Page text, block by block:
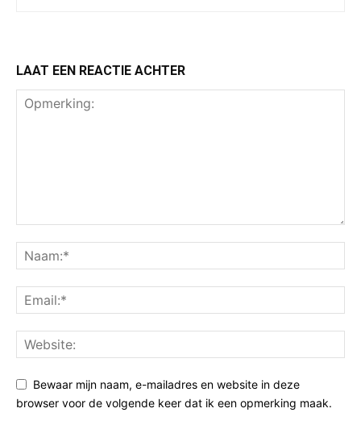
LAAT EEN REACTIE ACHTER
Bewaar mijn naam, e-mailadres en website in deze
browser voor de volgende keer dat ik een opmerking maak.